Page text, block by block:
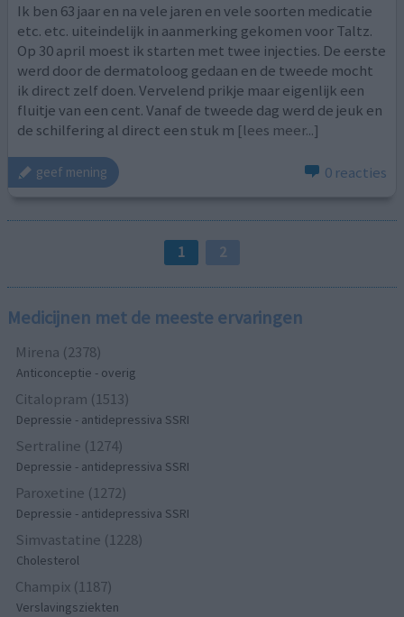
Ik ben 63 jaar en na vele jaren en vele soorten medicatie
etc. etc. uiteindelijk in aanmerking gekomen voor Taltz.
Op 30 april moest ik starten met twee injecties. De eerste
werd door de dermatoloog gedaan en de tweede mocht
ik direct zelf doen. Vervelend prikje maar eigenlijk een
fluitje van een cent. Vanaf de tweede dag werd de jeuk en
de schilfering al direct een stuk m [lees meer...]
geef mening 0 reacties
1 2
Medicijnen met de meeste ervaringen
Mirena (2378)
Anticonceptie - overig
Citalopram (1513)
Depressie - antidepressiva SSRI
Sertraline (1274)
Depressie - antidepressiva SSRI
Paroxetine (1272)
Depressie - antidepressiva SSRI
Simvastatine (1228)
Cholesterol
Champix (1187)
Verslavingsziekten